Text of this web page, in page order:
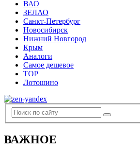
ВАО
ЗЕЛАО
Санкт-Петербург
Новосибирск
Нижний Новгород
Крым
Аналоги
Самое дешевое
TOP
Лотошино
ВАЖНОЕ